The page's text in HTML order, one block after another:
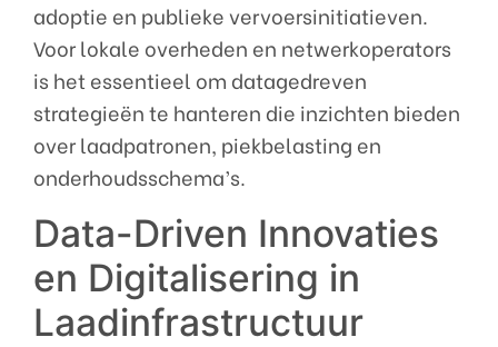
adoptie en publieke vervoersinitiatieven.
Voor lokale overheden en netwerkoperators
is het essentieel om datagedreven
strategieën te hanteren die inzichten bieden
over laadpatronen, piekbelasting en
onderhoudsschema’s.
Data-Driven Innovaties
en Digitalisering in
Laadinfrastructuur